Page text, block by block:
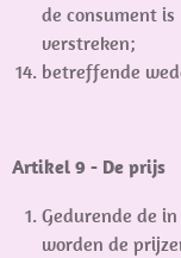
de consument
verstreken;
betreffende
Artikel 9 - De prijs
Gedurende de
worden de